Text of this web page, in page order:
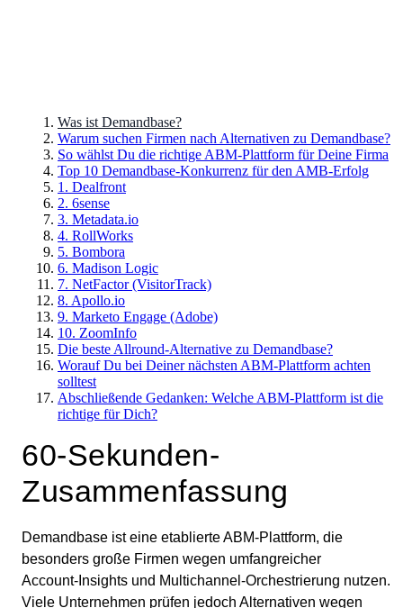
Was ist Demandbase?
Warum suchen Firmen nach Alternativen zu Demandbase?
So wählst Du die richtige ABM-Plattform für Deine Firma
Top 10 Demandbase-Konkurrenz für den AMB-Erfolg
1. Dealfront
2. 6sense
3. Metadata.io
4. RollWorks
5. Bombora
6. Madison Logic
7. NetFactor (VisitorTrack)
8. Apollo.io
9. Marketo Engage (Adobe)
10. ZoomInfo
Die beste Allround-Alternative zu Demandbase?
Worauf Du bei Deiner nächsten ABM-Plattform achten
solltest
Abschließende Gedanken: Welche ABM-Plattform ist die
richtige für Dich?
60-Sekunden-
Zusammenfassung
Demandbase ist eine etablierte ABM‑Plattform, die
besonders große Firmen wegen umfangreicher
Account‑Insights und Multichannel‑Orchestrierung nutzen.
Viele Unternehmen prüfen jedoch Alternativen wegen